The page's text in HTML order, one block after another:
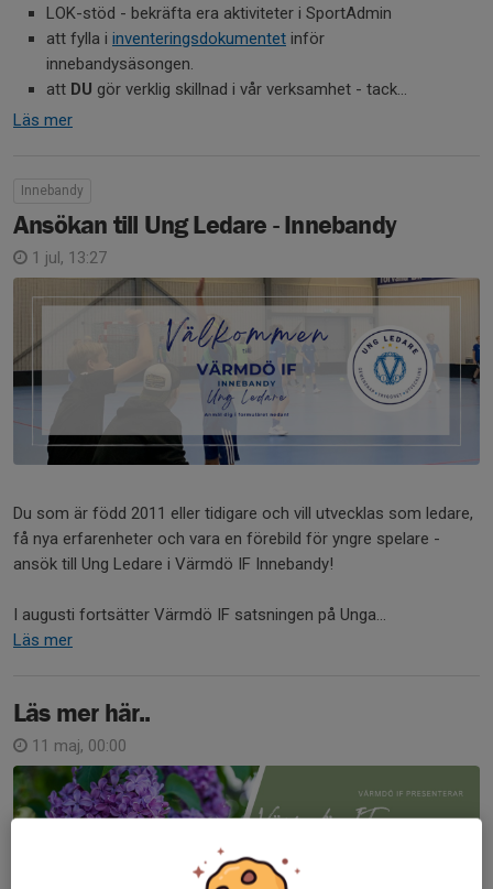
LOK-stöd - bekräfta era aktiviteter i SportAdmin
att fylla i inventeringsdokumentet inför
innebandysäsongen.
att DU gör verklig skillnad i vår verksamhet - tack...
Läs mer
Innebandy
Ansökan till Ung Ledare - Innebandy
1 jul, 13:27
Du som är född 2011 eller tidigare och vill utvecklas som ledare,
få nya erfarenheter och vara en förebild för yngre spelare -
ansök till Ung Ledare i Värmdö IF Innebandy!
I augusti fortsätter Värmdö IF satsningen på Unga...
Läs mer
Läs mer här..
11 maj, 00:00